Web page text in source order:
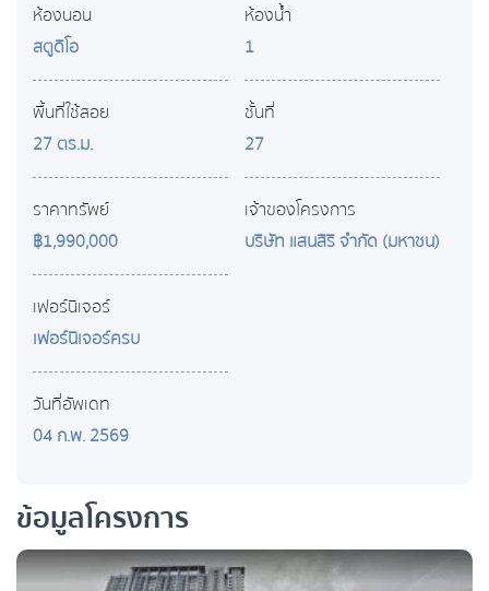
ห้องนอน
สตูดิโอ
พื้นที่ใช้สอย
27 ตร.ม.
ราคาทรัพย์
฿1,990,000
เฟอร์นิเจอร์
เฟอร์นิเจอร์ครบ
วันที่อัพเดท
04 ก.พ. 2569
ห้องน้ำ
1
ชั้นที่
27
เจ้าของโครงการ
บริษัท แสนสิริ จำกัด (มหาชน)
ข้อมูลโครงการ